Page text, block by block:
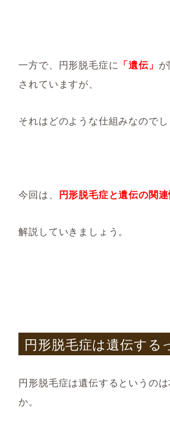
一方で、円形脱毛症に 「遺伝」
されていますが、
それはどのような仕組みなのでし
今回は、 円形脱毛症と遺伝の関
解説していきましょう。
円形脱毛症は遺伝する
円形脱毛症は遺伝するというのは
か。